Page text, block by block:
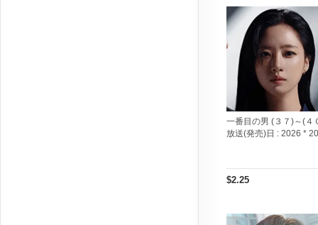
一番目の男 (３７)～(４
放送(発売)日 : 2026 *
$2.25